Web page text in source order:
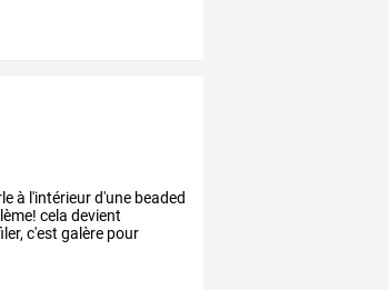
à l'intérieurd'une beaded
cela devient
c'est galère pour